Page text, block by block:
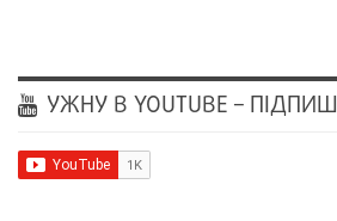
УЖНУ В YOUTUBE –